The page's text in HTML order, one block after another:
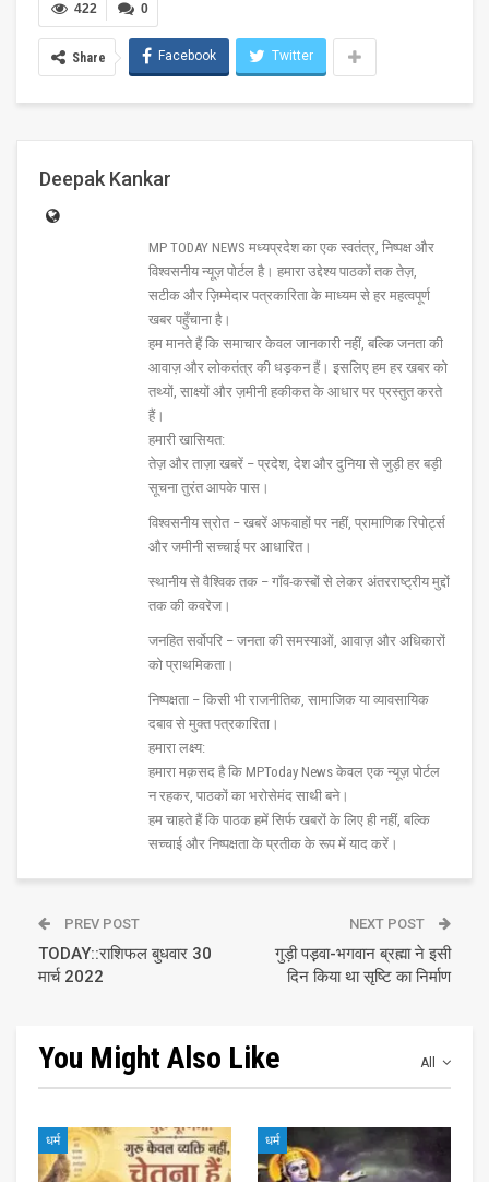
0
422
Share Facebook Twitter
Deepak Kankar
MP TODAY NEWS मध्यप्रदेश का एक स्वतंत्र, निष्पक्ष और
विश्वसनीय न्यूज़ पोर्टल है। हमारा उद्देश्य पाठकों तक तेज़,
सटीक और ज़िम्मेदार पत्रकारिता के माध्यम से हर महत्वपूर्ण
खबर पहुँचाना है।
हम मानते हैं कि समाचार केवल जानकारी नहीं, बल्कि जनता की
आवाज़ और लोकतंत्र की धड़कन हैं। इसलिए हम हर खबर को
तथ्यों, साक्ष्यों और ज़मीनी हकीकत के आधार पर प्रस्तुत करते
हैं।
हमारी खासियत:
तेज़ और ताज़ा खबरें – प्रदेश, देश और दुनिया से जुड़ी हर बड़ी
सूचना तुरंत आपके पास।
विश्वसनीय स्रोत – खबरें अफवाहों पर नहीं, प्रामाणिक रिपोर्ट्स
और जमीनी सच्चाई पर आधारित।
स्थानीय से वैश्विक तक – गाँव-कस्बों से लेकर अंतरराष्ट्रीय मुद्दों
तक की कवरेज।
जनहित सर्वोपरि – जनता की समस्याओं, आवाज़ और अधिकारों
को प्राथमिकता।
निष्पक्षता – किसी भी राजनीतिक, सामाजिक या व्यावसायिक
दबाव से मुक्त पत्रकारिता।
हमारा लक्ष्य:
हमारा मक़सद है कि MPToday News केवल एक न्यूज़ पोर्टल
न रहकर, पाठकों का भरोसेमंद साथी बने।
हम चाहते हैं कि पाठक हमें सिर्फ खबरों के लिए ही नहीं, बल्कि
सच्चाई और निष्पक्षता के प्रतीक के रूप में याद करें।
PREV POST
TODAY::राशिफल बुधवार 30
मार्च 2022
NEXT POST
गुड़ी पड़़वा-भगवान ब्रह्मा ने इसी
दिन किया था सृष्टि का निर्माण
All
You Might Also Like
धर्म धर्म